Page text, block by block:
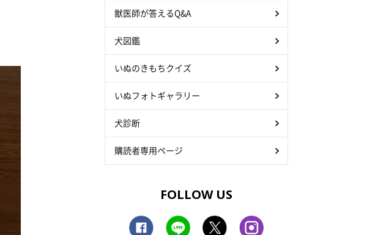
獣医師が答えるQ&A
犬図鑑
いぬのきもちクイズ
いぬフォトギャラリー
犬診断
購読者専用ページ
FOLLOW US